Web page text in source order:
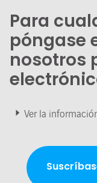
Para
póngase
nosotros
Ver la